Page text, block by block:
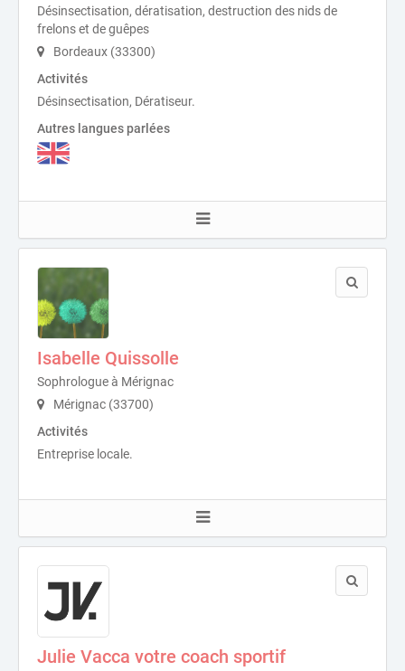
Désinsectisation, dératisation, destruction des nids de
frelons et de guêpes
Bordeaux (33300)
Activités
Désinsectisation, Dératiseur.
Autres langues parlées
Isabelle Quissolle
Sophrologue à Mérignac
Mérignac (33700)
Activités
Entreprise locale.
Julie Vacca votre coach sportif